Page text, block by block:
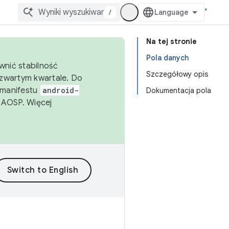
/
Na tej stronie
Pola danych
Szczegółowy opis
Dokumentacja pola
stabilność
kwartale. Do
android-
Więcej